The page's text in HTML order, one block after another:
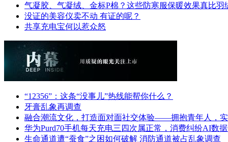
气凝胶、气凝绒、金标P棉？这些防寒服保暖效果真比羽
没证的美容仪卖不动 有证的呢？
共享充电宝何以惹众怒
“12356”：这条“没事儿”热线能帮你什么？
牙膏乱象再调查
融合潮流文化，打造面对面社交体验——拥抱青年人，
华为Purd70手机每天充电三四次属正常，消费纠纷AI数
生命通道遭“蚕食”之困如何破解 消防通道被占乱象调查